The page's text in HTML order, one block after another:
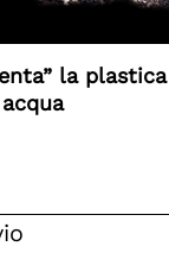
la plastica